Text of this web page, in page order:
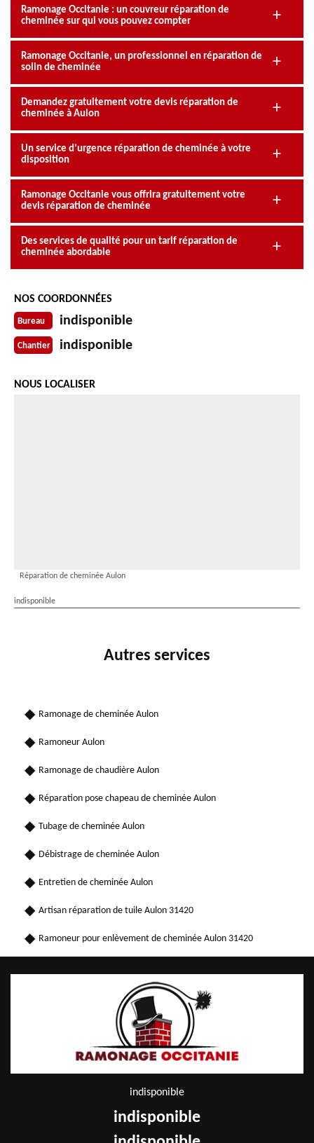
Ramonage Occitanie : un couvreur réparation de
cheminée sur qui vous pouvez compter
Ramonage Occitanie, un professionnel en réparation de
solin de cheminée
Demandez gratuitement votre devis réparation de
cheminée à Aulon
Un service d’urgence réparation de cheminée à votre
disposition
Ramonage Occitanie vous offrira gratuitement votre
devis réparation de cheminée
Des services de qualité pour un tarif réparation de
cheminée abordable
NOS COORDONNÉES
Bureau indisponible
Chantier indisponible
NOUS LOCALISER
Réparation de cheminée Aulon
indisponible
Autres services
Ramonage de cheminée Aulon
Ramoneur Aulon
Ramonage de chaudière Aulon
Réparation pose chapeau de cheminée Aulon
Tubage de cheminée Aulon
Débistrage de cheminée Aulon
Entretien de cheminée Aulon
Artisan réparation de tuile Aulon 31420
Ramoneur pour enlèvement de cheminée Aulon 31420
indisponible
indisponible